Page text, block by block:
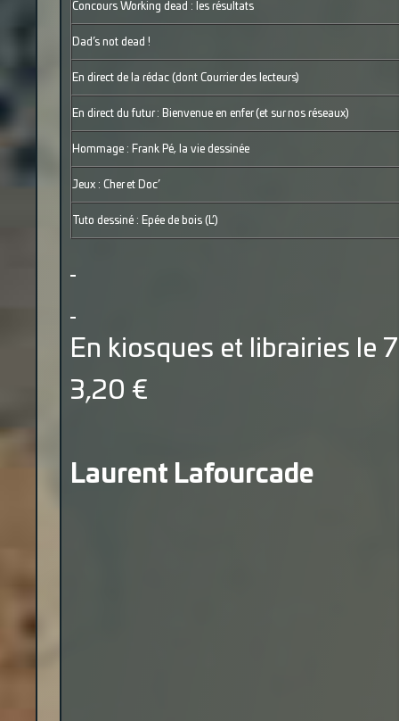
Concours Working dead : les résultats
Dad’s not dead !
En direct de la rédac (dont Courrier des lecteurs)
En direct du futur : Bienvenue en enfer (et sur nos réseaux)
Hommage : Frank Pé, la vie dessinée
Jeux : Cher et Doc’
Tuto dessiné : Epée de bois (L’)
En kiosques et librairies le
3,20 €
Laurent Lafourcade